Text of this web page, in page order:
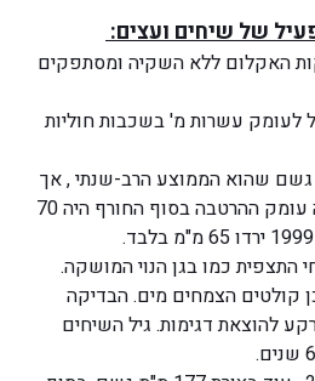
של שיחים ועצים:
האקלום ללא השקיה ומסתפקים
לס חולי כ 60% חול לעומק עשרות מ' בשכבות חוליות
ירדו 251 מ"מ גשם שהוא הממוצע הרב-שנתי , אך
בגלל פריסת משקעים רעה עומק ההרטבה בסוף החורף היה 70
צמחי התצפית כמו בגן הנוי המושקה.
קולטים הצמחים מים. הבדיקה
להוצאת דגימות. גיל השיחים